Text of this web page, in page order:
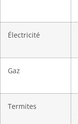
Électricité
Gaz
Termites